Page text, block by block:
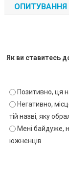
ОПИТУВАННЯ
Як ви ставитесь
Позитивно, ця
Негативно,
тій назві, яку
Мені байдуже,
южненців